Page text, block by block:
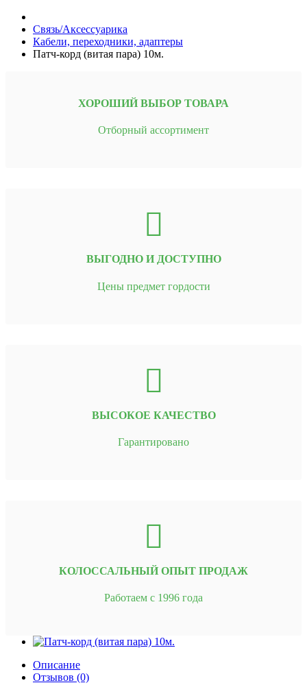
Связь/Аксессуарика
Кабели, переходники, адаптеры
Патч-корд (витая пара) 10м.
ХОРОШИЙ ВЫБОР ТОВАРА
Отборный ассортимент
ВЫГОДНО И ДОСТУПНО
Цены предмет гордости
ВЫСОКОЕ КАЧЕСТВО
Гарантировано
КОЛОССАЛЬНЫЙ ОПЫТ ПРОДАЖ
Работаем с 1996 года
Описание
Отзывов (0)